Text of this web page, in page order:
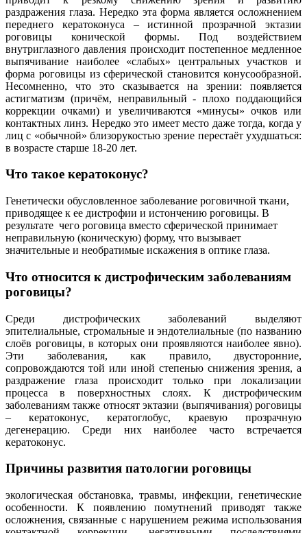
раздражения глаза. Нередко эта форма является осложнением
переднего кератоконуса – истинной прозрачной эктазии
роговицы конической формы. Под воздействием
внутриглазного давления происходит постепенное медленное
выпячивание наиболее «слабых» центральных участков и
форма роговицы из сферической становится конусообразной.
Несомненно, что это сказывается на зрении: появляется
астигматизм (причём, неправильный - плохо поддающийся
коррекции очками) и увеличиваются «минусы» очков или
контактных линз. Нередко это имеет место даже тогда, когда у
лиц с «обычной» близорукостью зрение перестаёт ухудшаться:
в возрасте старше 18-20 лет.
Что такое кератоконус?
Генетически обусловленное заболевание роговичной ткани,
приводящее к ее дистрофии и истончению роговицы. В
результате чего роговица вместо сферической принимает
неправильную (коническую) форму, что вызывает
значительные и необратимые искажения в оптике глаза.
Что относится к дистрофическим заболеваниям
роговицы?
Среди дистрофических заболеваний выделяют
эпителиальные, стромальные и эндотелиальные (по названию
слоёв роговицы, в которых они проявляются наиболее явно).
Эти заболевания, как правило, двусторонние,
сопровождаются той или иной степенью снижения зрения, а
раздражение глаза происходит только при локализации
процесса в поверхностных слоях. К дистрофическим
заболеваниям также относят эктазии (выпячивания) роговицы
– кератоконус, кератоглобус, краевую прозрачную
дегенерацию. Среди них наиболее часто встречается
кератоконус.
Причины развития патологии роговицы
экологическая обстановка, травмы, инфекции, генетические
особенности. К появлению помутнений приводят также
осложнения, связанные с нарушением режима использования